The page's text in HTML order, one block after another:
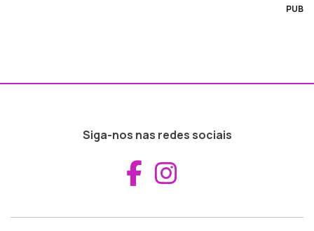
PUB
Siga-nos nas redes sociais
Aceder ao